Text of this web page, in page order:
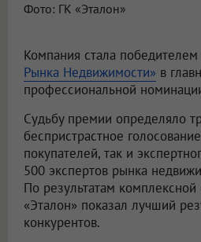
Фото: ГК «Эталон»
Компания стала победителем
Рынка Недвижимости» в
профессиональной
Судьбу премии определяло
беспристрастное
покупателей, так и
500 экспертов рынка
По результатам
«Эталон» показал лучший
конкурентов.